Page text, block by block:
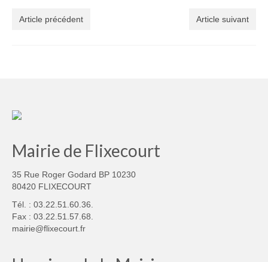
Article précédent Article suivant
Mairie de Flixecourt
35 Rue Roger Godard BP 10230
80420 FLIXECOURT
Tél. : 03.22.51.60.36.
Fax : 03.22.51.57.68.
mairie@flixecourt.fr